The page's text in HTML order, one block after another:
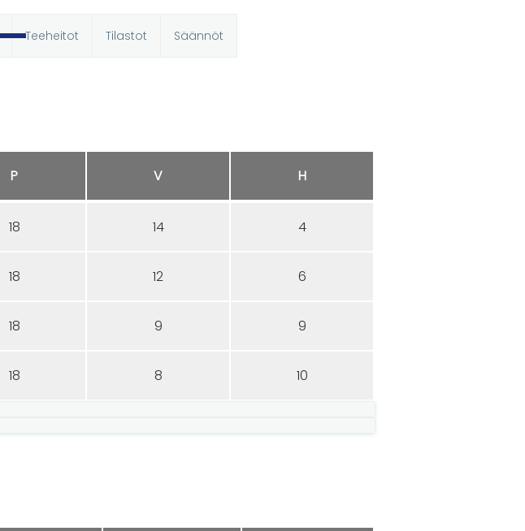
Teeheitot Tilastot Säännöt
P V H
18 14 4
18 12 6
18 9 9
18 8 10